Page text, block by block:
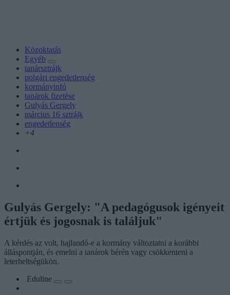
Közoktatás
Egyéb
tanársztrájk
polgári engedetlenség
kormányinfó
tanárok fizetése
Gulyás Gergely
március 16 sztrájk
engedetlenség
+4
Gulyás Gergely: "A pedagógusok igényeit
értjük és jogosnak is találjuk"
A kérdés az volt, hajlandó-e a kormány változtatni a korábbi
álláspontján, és emelni a tanárok bérén vagy csökkenteni a
leterheltségükön.
Eduline